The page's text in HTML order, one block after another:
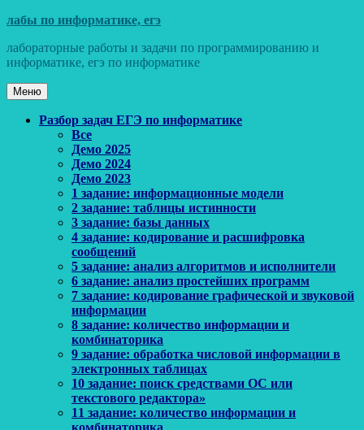
Перейти
содержимому
лабы по информатике, егэ
лабораторные работы и задачи по программированию и
информатике, егэ по информатике
Меню
Основное
Разбор задач ЕГЭ по информатике
Все
Демо 2025
Демо 2024
Демо 2023
1 задание: информационные модели
2 задание: таблицы истинности
3 задание: базы данных
4 задание: кодирование и расшифровка
сообщений
5 задание: анализ алгоритмов и исполнители
6 задание: анализ простейших программ
7 задание: кодирование графической и звуковой
информации
8 задание: количество информации и
комбинаторика
9 задание: обработка числовой информации в
электронных таблицах
10 задание: поиск средствами ОС или
текстового редактора»
11 задание: количество информации и
комбинаторика